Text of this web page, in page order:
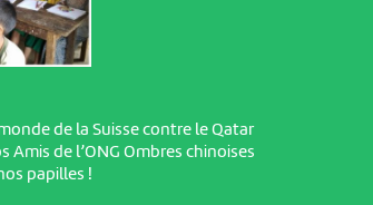
de la Suisse contre le Qatar
de l’ONG Ombres chinoises
papilles !